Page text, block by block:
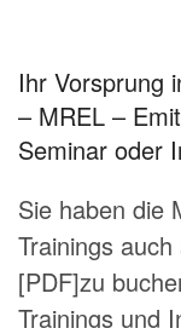
Ihr Vorsprung
– MREL –
Seminar oder
Sie haben die
Trainings auch
[PDF]zu
Trainings und